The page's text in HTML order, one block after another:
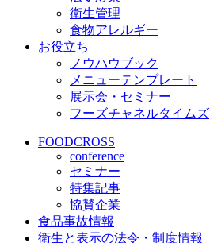
衛生管理
食物アレルギー
お役立ち
ノウハウブック
メニューテンプレート
展示会・セミナー
フーズチャネルタイムズ
FOODCROSS
conference
セミナー
特集記事
協賛企業
食品事故情報
衛生と表示の法令・制度情報